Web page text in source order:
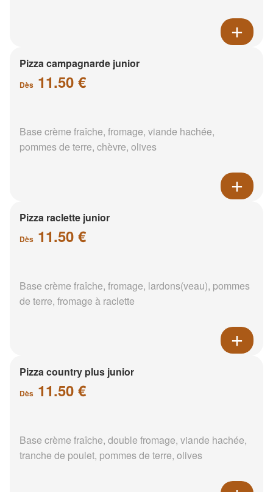
Pizza campagnarde junior
Dès 11.50 €
Base crème fraîche, fromage, viande hachée,
pommes de terre, chèvre, olives
Pizza raclette junior
Dès 11.50 €
Base crème fraîche, fromage, lardons(veau), pommes
de terre, fromage à raclette
Pizza country plus junior
Dès 11.50 €
Base crème fraîche, double fromage, viande hachée,
tranche de poulet, pommes de terre, olives